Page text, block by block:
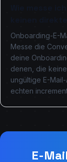
Onboarding-E-
Messe die
deine
denen, die
ungültige E-
echten
E-